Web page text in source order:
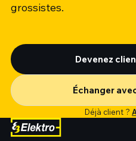
grossistes.
Devenez
Échanger
Déjà client ?